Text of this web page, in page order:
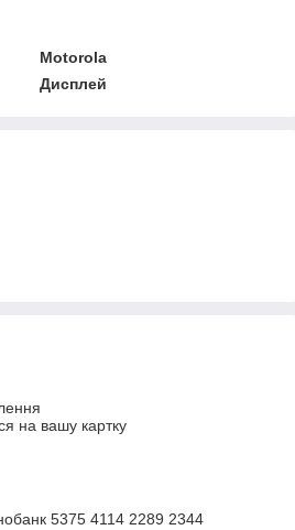
Motorola
Дисплей
на вашу картку
5375 4114 2289 2344